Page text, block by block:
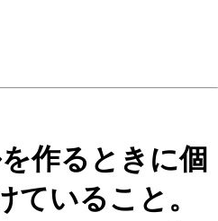
作るときに個
ていること。